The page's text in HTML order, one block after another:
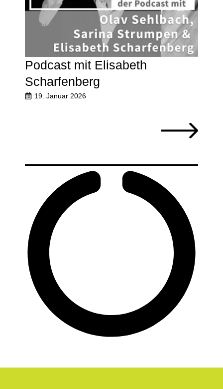
Podcast mit Elisabeth
Scharfenberg
19. Januar 2026